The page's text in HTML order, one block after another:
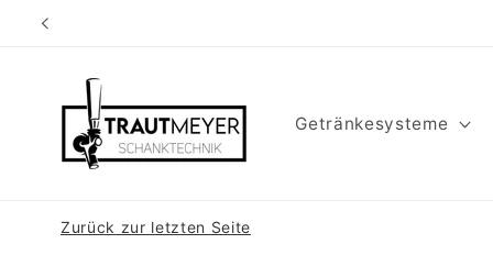
zum
Getränkesysteme
Zurück zur letzten Seite